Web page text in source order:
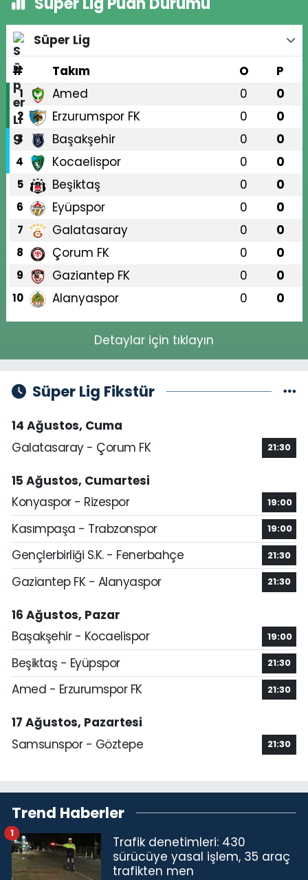
Süper Lig
#
Takım O P
1 Amed 0 0
2 Erzurumspor FK 0 0
3 Başakşehir 0 0
4 Kocaelispor 0 0
5 Beşiktaş 0 0
6 Eyüpspor 0 0
7 Galatasaray 0 0
8 Çorum FK 0 0
9 Gaziantep FK 0 0
10 Alanyaspor 0 0
Detaylar için tıklayın
Süper Lig Fikstür
14 Ağustos, Cuma
Galatasaray - Çorum FK
21:30
15 Ağustos, Cumartesi
Konyaspor - Rizespor
19:00
Kasımpaşa - Trabzonspor 19:00
Gençlerbirliği S.K. - Fenerbahçe 21:30
Gaziantep FK - Alanyaspor 21:30
16 Ağustos, Pazar
Başakşehir - Kocaelispor
19:00
Beşiktaş - Eyüpspor 21:30
Amed - Erzurumspor FK 21:30
17 Ağustos, Pazartesi
Samsunspor - Göztepe
21:30
Trend Haberler
Trafik denetimleri: 430
sürücüye yasal işlem, 35 araç
trafikten men
1